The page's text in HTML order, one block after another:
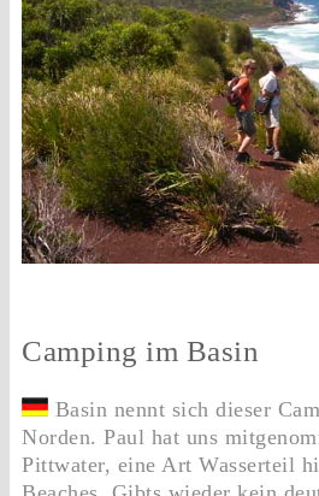
Camping im Basin
Basin nennt sich dieser
Norden. Paul hat uns
Pittwater, eine Art Wasserteil